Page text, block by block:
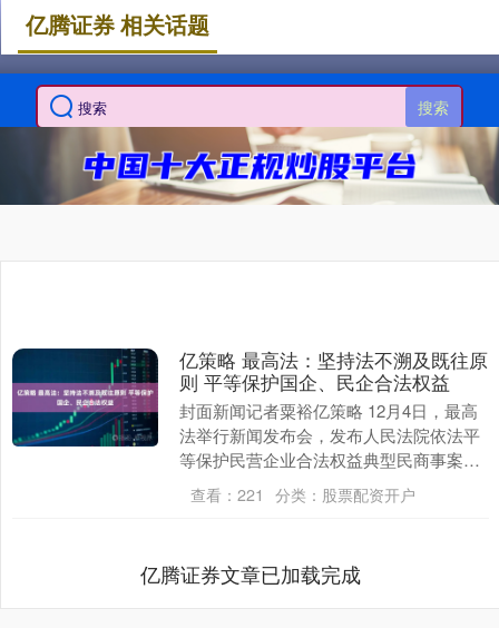
搜索
亿腾证券 相关话题
亿策略 最高法：坚持法不溯及既往原
则 平等保护国企、民企合法权益
封面新闻记者粟裕亿策略 12月4日，最高
法举行新闻发布会，发布人民法院依法平
等保护民营企业合法权益典型民商事案
例。最高法民二庭庭长王闯在会上介绍，
坚持法不溯及既....
查看： 221 分类： 股票配资开户
亿腾证券文章已加载完成